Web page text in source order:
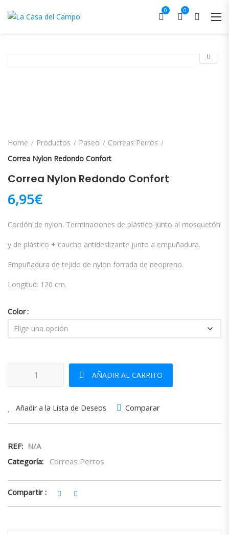
0 0
Home Productos Paseo
Correas Perros
Correa Nylon Redondo Confort
Correa Nylon Redondo Confort
6,95€
Cordón de nylon. Terminaciones de plástico junto al mosquetón
y de plástico + caucho antideslizante junto a empuñadura.
Empuñadura de tejido de nylon forrada de neopreno.
Longitud: 120 cm.
Color
Correa Nylon Redondo Confort cantidad
AÑADIR AL CARRITO
Añadir a la Lista de Deseos Comparar
REF: N/A
Categoría:
Correas Perros
Compartir :